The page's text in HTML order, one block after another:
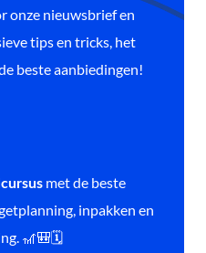
onze nieuwsbrief en
tips en tricks, het
beste aanbiedingen!
met de beste
inpakken en
🎢🎒🗓️